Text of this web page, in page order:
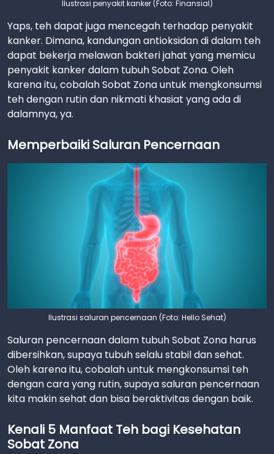
Ilustrasi penyakit kanker (Foto: Finansial)
Yaps, teh dapat juga mencegah terhadap penyakit
kanker. Dimana, kandungan antioksidan di dalam teh
dapat bekerja melawan bakteri jahat yang memicu
penyakit kanker dalam tubuh Sobat Zona. Oleh
karena itu, cobalah Sobat Zona untuk mengkonsumsi
teh dengan rutin dan nikmati khasiat yang ada di
dalamnya, ya.
Memperbaiki Saluran Pencernaan
Ilustrasi saluran pencernaan (Foto: Hello Sehat)
Saluran pencernaan dalam tubuh Sobat Zona harus
dibersihkan, supaya tubuh selalu stabil dan sehat.
Oleh karena itu, cobalah untuk mengkonsumsi teh
dengan cara yang rutin, supaya saluran pencernaan
kita makin sehat dan bisa beraktivitas dengan baik.
Kenali 5 Manfaat Teh bagi Kesehatan
Sobat Zona